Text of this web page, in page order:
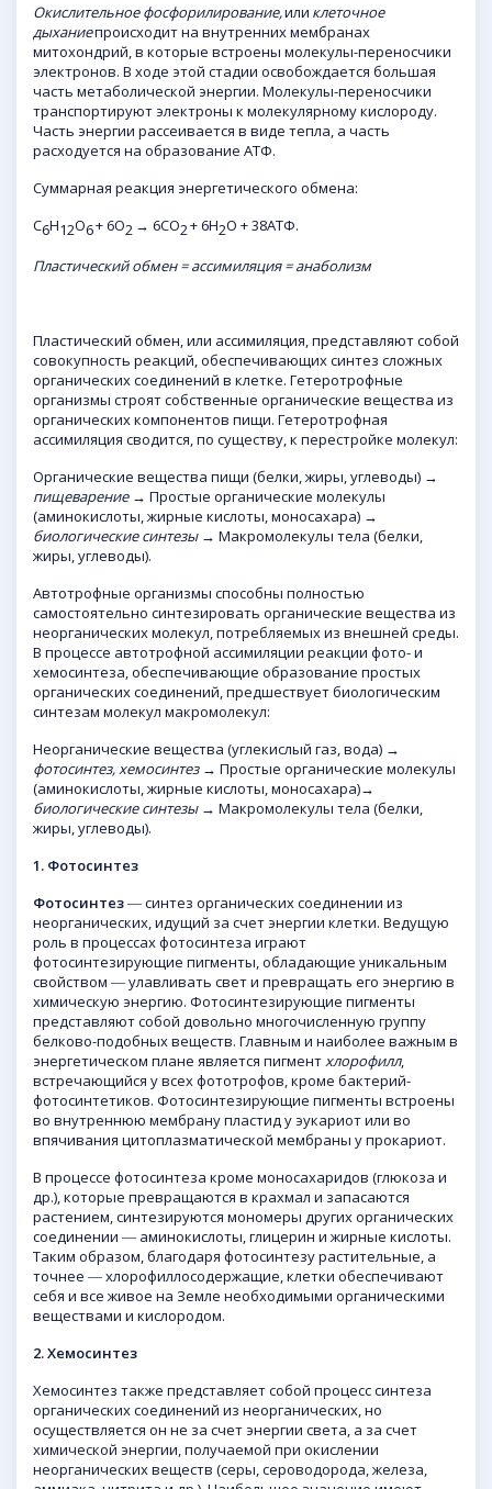
Окислительноефосфорилирование,или клеточное
дыханиепроисходит на внутренних мембранах
митохондрий, в которые встроены молекулы-переносчики
электронов. В ходе этой стадии освобождается большая
часть метаболической энергии. Молекулы-переносчики
транспортируют электроны к молекулярному кислороду.
Часть энергии рассеивается в виде тепла, а часть
расходуется на образование АТФ.
Суммарная реакция энергетического обмена:
С6Н12O6+ 6O2 → 6СO2+ 6Н2O + 38АТФ.
Пластический обмен = ассимиляция = анаболизм
Пластический обмен, или ассимиляция, представляют собой
совокупность реакций, обеспечивающих синтез сложных
органических соединений в клетке. Гетеротрофные
организмы строят собственные органические вещества из
органических компонентов пищи. Гетеротрофная
ассимиляция сводится, по существу, к перестройке молекул:
Органические вещества пищи (белки, жиры, углеводы) →
пищеварение → Простые органические молекулы
(аминокислоты, жирные кислоты, моносахара) →
биологические синтезы → Макромолекулы тела (белки,
жиры, углеводы).
Автотрофные организмы способны полностью
самостоятельно синтезировать органические вещества из
неорганических молекул, потребляемых из внешней среды.
В процессе автотрофной ассимиляции реакции фото- и
хемосинтеза, обеспечивающие образование простых
органических соединений, предшествует биологическим
синтезам молекул макромолекул:
Неорганические вещества (углекислый газ, вода) →
фотосинтез, хемосинтез→ Простые органические молекулы
(аминокислоты, жирные кислоты, моносахара)→
биологические синтезы→ Макромолекулы тела (белки,
жиры, углеводы).
1. Фотосинтез
Фотосинтез― синтез органических соединении из
неорганических, идущий за счет энергии клетки. Ведущую
роль в процессах фотосинтеза играют
фотосинтезирующие пигменты, обладающие уникальным
свойством ― улавливать свет и превращать его энергию в
химическую энергию. Фотосинтезирующие пигменты
представляют собой довольно многочисленную группу
белково-подобных веществ. Главным и наиболее важным в
энергетическом плане является пигментхлорофилл,
встречающийся у всех фототрофов, кроме бактерий-
фотосинтетиков. Фотосинтезирующие пигменты встроены
во внутреннюю мембрану пластид у эукариот или во
впячивания цитоплазматической мембраны у прокариот.
В процессе фотосинтеза кроме моносахаридов (глюкоза и
др.), которые превращаются в крахмал и запасаются
растением, синтезируются мономеры других органических
соединении ― аминокислоты, глицерин и жирные кислоты.
Таким образом, благодаря фотосинтезу растительные, а
точнее ― хлорофиллосодержащие, клетки обеспечивают
себя и все живое на Земле необходимыми органическими
веществами и кислородом.
2.Хемосинтез
Хемосинтез также представляет собой процесс синтеза
органических соединений из неорганических, но
осуществляется он не за счет энергии света, а за счет
химической энергии, получаемой при окислении
неорганических веществ (серы, сероводорода, железа,